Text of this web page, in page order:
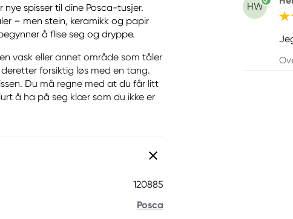
spisser til dine Posca-tusjer.
– men stein, keramikk og papir
å flise seg og dryppe.
vask eller annet område som tåler
forsiktig løs med en tang.
Du må regne med at du får litt
å ha på seg klær som du ikke er
120885
Posca
HW